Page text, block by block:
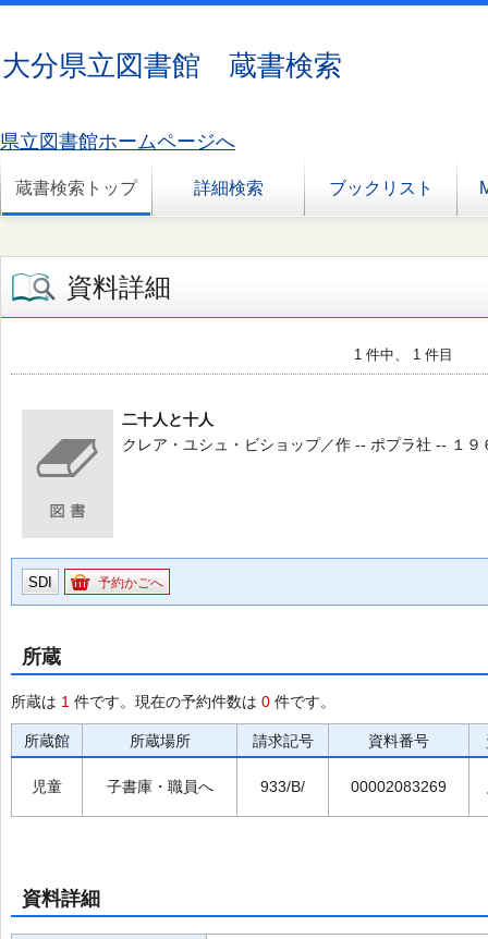
大分県立図書館 蔵書検索
県立図書館ホームページへ
蔵書検索トップ 詳細検索 ブックリスト
資料詳細
1 件中、 1 件目
二十人と十人
クレア・ユシュ・ビショップ／作 -- ポプラ社 -- １９
SDI 予約かごへ
所蔵
所蔵は 1 件です。現在の予約件数は 0 件です。
所蔵館 所蔵場所 請求記号 資料番号
児童 子書庫・職員へ 933/B/ 00002083269
資料詳細